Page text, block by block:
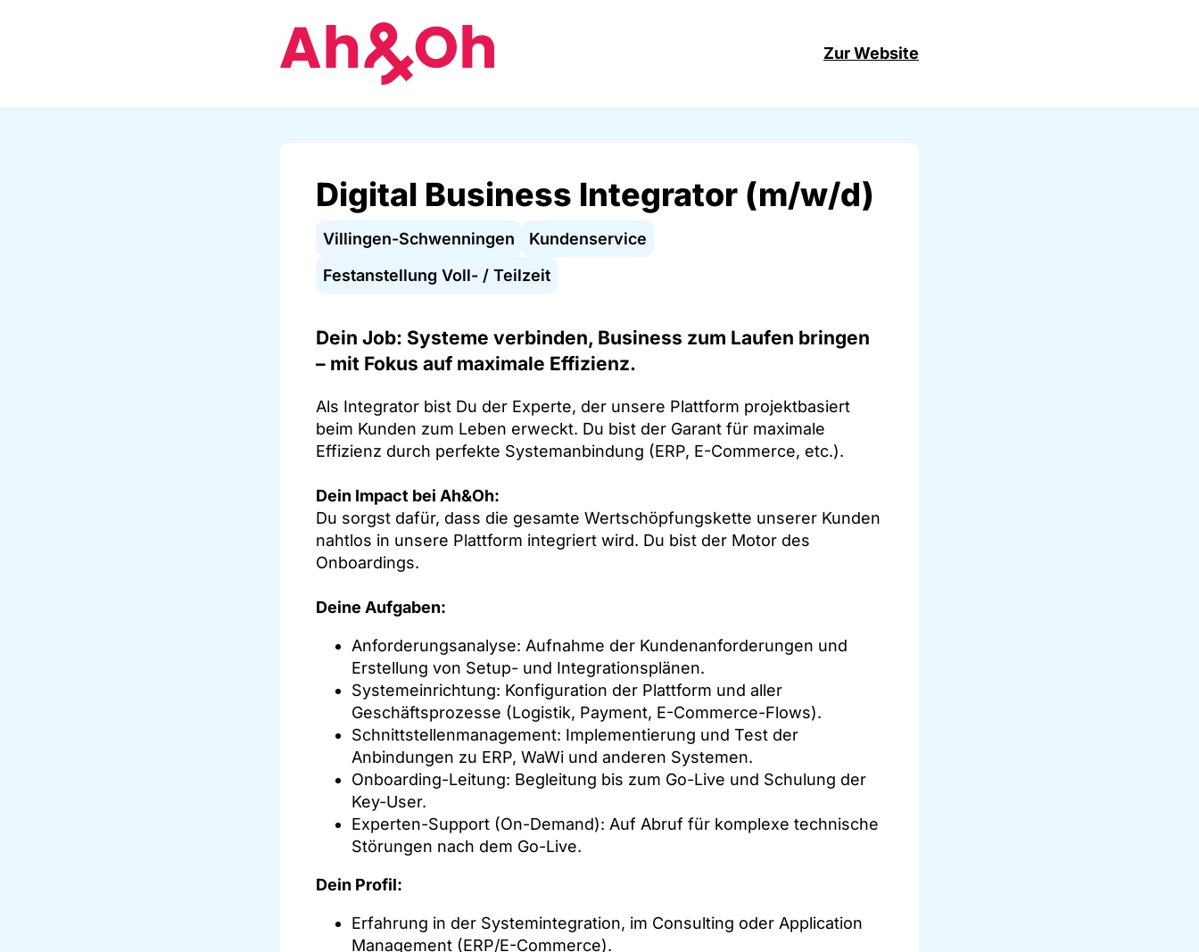
Zur Website
Digital Business Integrator (m/w/d)
Villingen-Schwenningen
Kundenservice
Festanstellung Voll- / Teilzeit
Dein Job: Systeme verbinden, Business zum Laufen bringen
– mit Fokus auf maximale Effizienz.
Als Integrator bist Du der Experte, der unsere Plattform projektbasiert
beim Kunden zum Leben erweckt. Du bist der Garant für maximale
Effizienz durch perfekte Systemanbindung (ERP, E-Commerce, etc.).
Dein Impact bei Ah&Oh:
Du sorgst dafür, dass die gesamte Wertschöpfungskette unserer Kunden
nahtlos in unsere Plattform integriert wird. Du bist der Motor des
Onboardings.
Deine Aufgaben:
Anforderungsanalyse: Aufnahme der Kundenanforderungen und
Erstellung von Setup- und Integrationsplänen.
Systemeinrichtung: Konfiguration der Plattform und aller
Geschäftsprozesse (Logistik, Payment, E-Commerce-Flows).
Schnittstellenmanagement: Implementierung und Test der
Anbindungen zu ERP, WaWi und anderen Systemen.
Onboarding-Leitung: Begleitung bis zum Go-Live und Schulung der
Key-User.
Experten-Support (On-Demand): Auf Abruf für komplexe technische
Störungen nach dem Go-Live.
Dein Profil:
Erfahrung in der Systemintegration, im Consulting oder Application
Management (ERP/E-Commerce).